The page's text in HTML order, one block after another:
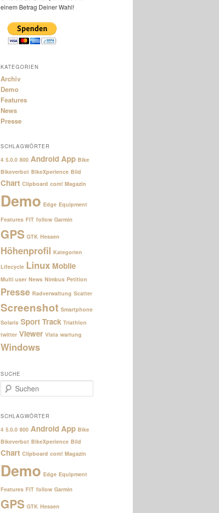
einem Betrag Deiner Wahl!
KATEGORIEN
Archiv
Demo
Features
News
Presse
SCHLAGWÖRTER
4 5.0.0 800 AndroidApp Bike
Bikeverbot BikeXperience Bild
Chart Clipboard com! Magazin
Demo Edge Equipment
Features FIT follow Garmin
GPS GTK Hessen
Höhenprofil Kategorien
Lifecycle Linux Mobile
Multi user News Nimbus Petition
Presse Radverwaltung Scatter
Screenshot Smartphone
Solaris SportTrack Triathlon
twitter Viewer Vista wartung
Windows
SUCHE
u
h
n
SCHLAGWÖRTER
4 5.0.0 800 AndroidApp Bike
Bikeverbot BikeXperience Bild
Chart Clipboard com! Magazin
Demo Edge Equipment
Features FIT follow Garmin
GPS GTK Hessen